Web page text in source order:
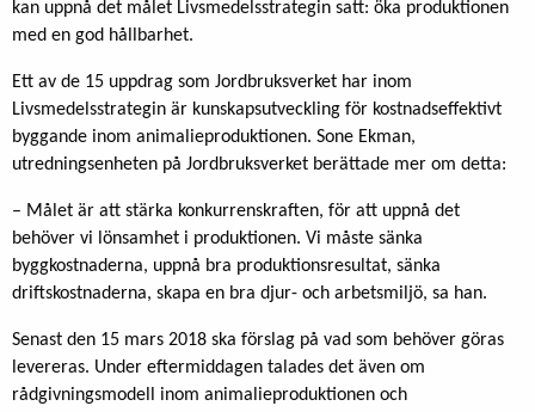
kan uppnå det målet Livsmedelsstrategin satt: öka produktionen
med en god hållbarhet.
Ett av de 15 uppdrag som Jordbruksverket har inom
Livsmedelsstrategin är kunskapsutveckling för kostnadseffektivt
byggande inom animalieproduktionen. Sone Ekman,
utredningsenheten på Jordbruksverket berättade mer om detta:
– Målet är att stärka konkurrenskraften, för att uppnå det
behöver vi lönsamhet i produktionen. Vi måste sänka
byggkostnaderna, uppnå bra produktionsresultat, sänka
driftskostnaderna, skapa en bra djur- och arbetsmiljö, sa han.
Senast den 15 mars 2018 ska förslag på vad som behöver göras
levereras. Under eftermiddagen talades det även om
rådgivningsmodell inom animalieproduktionen och